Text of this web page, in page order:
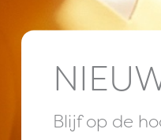
Blijf op de